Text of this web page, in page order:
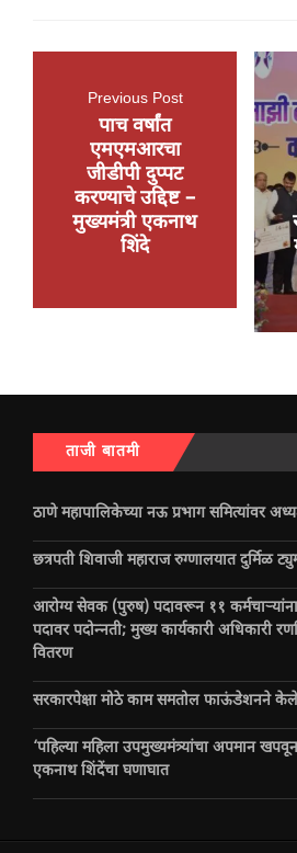
Previous Post
पाच वर्षांत
एमएमआरचा
जीडीपी दुप्पट
करण्याचे उद्दिष्ट –
मुख्यमंत्री एकनाथ
शिंदे
ताजी बातमी
ठाणे महापालिकेच्या नऊ प्रभाग समित्यांवर
छत्रपती शिवाजी महाराज रुग्णालयात दुर्मिळ
आरोग्य सेवक (पुरुष) पदावरून ११
पदावर पदोन्नती; मुख्य कार्यकारी अधिकारी
वितरण
सरकारपेक्षा मोठे काम समतोल फाऊंडेशनने
‘पहिल्या महिला उपमुख्यमंत्र्यांचा अपमान
एकनाथ शिंदेंचा घणाघात